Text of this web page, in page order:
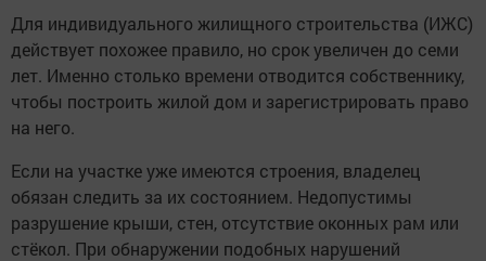
Для индивидуального жилищного строительства (ИЖС)
действует похожее правило, но срок увеличен до семи
лет. Именно столько времени отводится собственнику,
чтобы построить жилой дом и зарегистрировать право
на него.
Если на участке уже имеются строения, владелец
обязан следить за их состоянием. Недопустимы
разрушение крыши, стен, отсутствие оконных рам или
стёкол. При обнаружении подобных нарушений